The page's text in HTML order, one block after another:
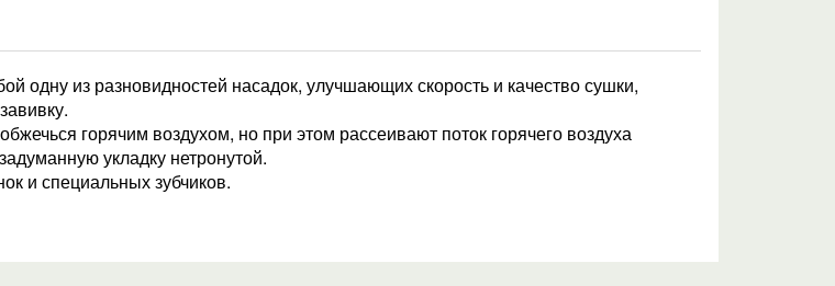
одну из разновидностей насадок, улучшающих скорость и качество сушки,
горячим воздухом, но при этом рассеивают поток горячего воздуха
укладку нетронутой.
и специальных зубчиков.